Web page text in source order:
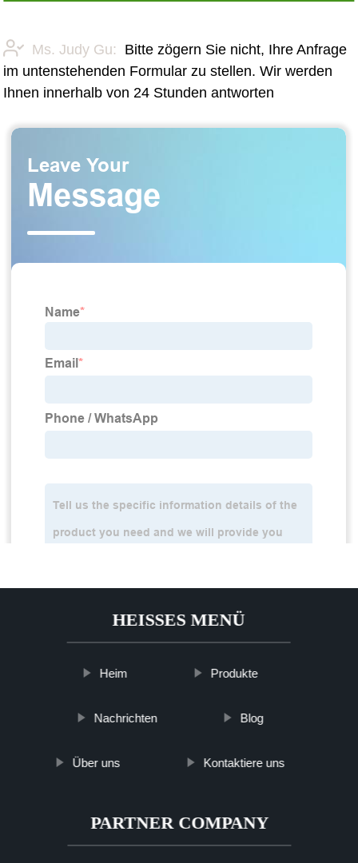
Ms. Judy Gu:
Bitte zögern Sie nicht, Ihre Anfrage
im untenstehenden Formular zu stellen. Wir werden
Ihnen innerhalb von 24 Stunden antworten
HEISSES MENÜ
Heim Produkte
Nachrichten Blog
Über uns Kontaktiere uns
PARTNER COMPANY